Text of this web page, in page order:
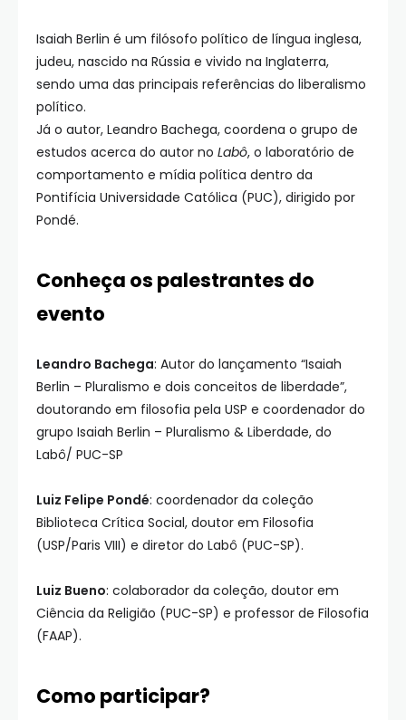
Isaiah Berlin é um filósofo político de língua inglesa,
judeu, nascido na Rússia e vivido na Inglaterra,
sendo uma das principais referências do liberalismo
político.
Já o autor, Leandro Bachega, coordena o grupo de
estudos acerca do autor no Labô, o laboratório de
comportamento e mídia política dentro da
Pontifícia Universidade Católica (PUC), dirigido por
Pondé.
Conheça os palestrantes do
evento
Leandro Bachega: Autor do lançamento “Isaiah
Berlin – Pluralismo e dois conceitos de liberdade”,
doutorando em filosofia pela USP e coordenador do
grupo Isaiah Berlin – Pluralismo & Liberdade, do
Labô/ PUC-SP
Luiz Felipe Pondé: coordenador da coleção
Biblioteca Crítica Social, doutor em Filosofia
(USP/Paris VIII) e diretor do Labô (PUC-SP).
Luiz Bueno: colaborador da coleção, doutor em
Ciência da Religião (PUC-SP) e professor de Filosofia
(FAAP).
Como participar?